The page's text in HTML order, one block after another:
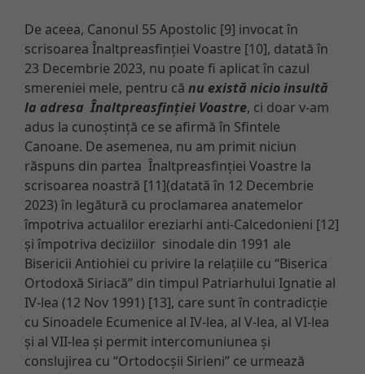
De aceea, Canonul 55 Apostolic [9] invocat în
scrisoarea Înaltpreasfinției Voastre [10], datată în
23 Decembrie 2023, nu poate fi aplicat în cazul
smereniei mele, pentru că nu există nicio insultă
la adresa Înaltpreasfinției Voastre, ci doar v-am
adus la cunoștință ce se afirmă în Sfintele
Canoane. De asemenea, nu am primit niciun
răspuns din partea Înaltpreasfinției Voastre la
scrisoarea noastră [11](datată în 12 Decembrie
2023) în legătură cu proclamarea anatemelor
împotriva actualilor ereziarhi anti-Calcedonieni [12]
și împotriva deciziilor sinodale din 1991 ale
Bisericii Antiohiei cu privire la relațiile cu “Biserica
Ortodoxă Siriacă” din timpul Patriarhului Ignatie al
IV-lea (12 Nov 1991) [13], care sunt în contradicție
cu Sinoadele Ecumenice al IV-lea, al V-lea, al VI-lea
și al VII-lea și permit intercomuniunea și
conslujirea cu “Ortodocșii Sirieni” ce urmează